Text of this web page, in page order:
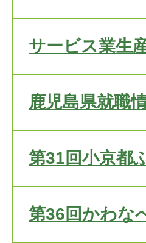
サービス業生
鹿児島県就職
第31回小京都
第36回かわな